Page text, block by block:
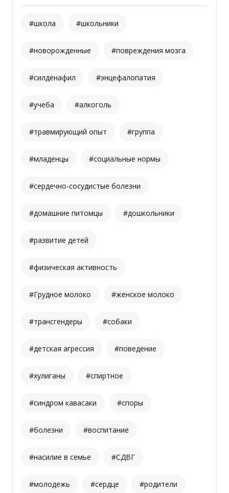
#школа #школьники
#новорожденные #повреждения мозга
#силденафил #энцефалопатия
#учеба #алкоголь
#травмирующий опыт #группа
#младенцы #социальные нормы
#сердечно-сосудистые болезни
#домашние питомцы #дошкольники
#развитие детей
#физическая активность
#Грудное молоко #женское молоко
#трансгендеры #собаки
#детская агрессия #поведение
#хулиганы #спиртное
#синдром кавасаки #споры
#болезни #воспитание
#насилие в семье #СДВГ
#молодежь #сердце #родители